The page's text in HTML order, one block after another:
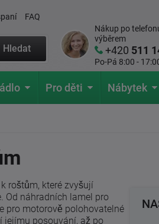
FAQ
Hledat
Nákup po
výběrem
+420 511
Po-Pá 8:00 -
Pro děti Nábytek
roštům, které zvyšují
Od náhradních lamel pro
pro motorově polohovatelné
jejímu posouvání, až po